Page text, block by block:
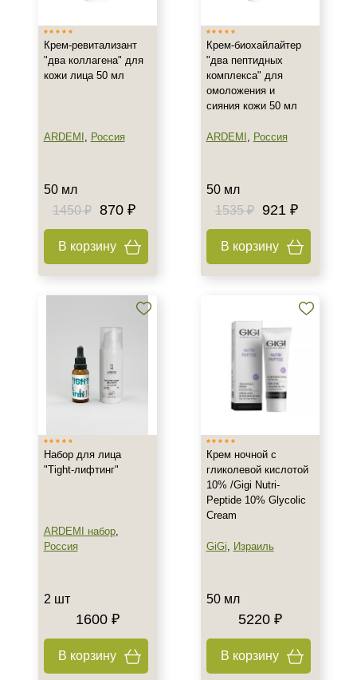
Испания
Россия
Показать еще
Показать еще
Домашняя
Профессиональная
Универсальная
Все типы кожи
Жирная
Возраст
После 20
Показать еще
Восстановление
Матирование
Моделирование
Крем-ревитализант
"два коллагена" для
кожи лица 50 мл
ARDEMI , Россия
50 мл
1450 ₽
870 ₽
В корзину
Крем-биохайлайтер
"два пептидных
комплекса" для
омоложения и
сияния кожи 50 мл
ARDEMI , Россия
50 мл
1535 ₽
921 ₽
В корзину
Набор для лица
"Tight-лифтинг"
ARDEMI набор,
Россия
2 шт
1600 ₽
В корзину
Крем ночной с
гликолевой кислотой
10% /Gigi Nutri-
Peptide 10% Glycolic
Cream
GiGi, Израиль
50 мл
5220 ₽
В корзину